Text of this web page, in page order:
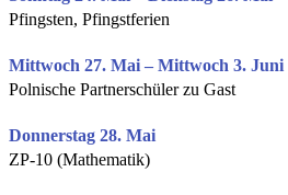
Pfingsten, Pfingstferien
Mittwoch 27. Mai – Mittwoch 3. Juni
Polnische Partnerschüler zu Gast
Donnerstag 28. Mai
ZP-10 (Mathematik)